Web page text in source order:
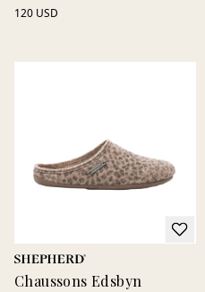
120 USD
Chaussons Edsbyn